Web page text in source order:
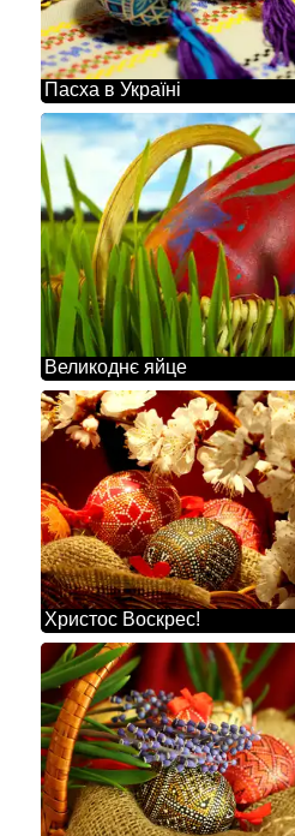
Пасха в Україні
Великоднє яйце
Христос Воскрес!